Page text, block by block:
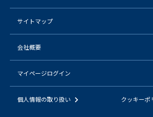
サイトマップ
会社概要
マイページログイン
個人情報の取り扱い クッキーポ